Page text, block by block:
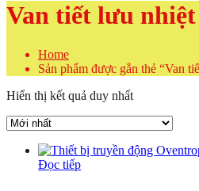
Van tiết lưu
Home
Sản phẩm được gắn thẻ “Van
Hiển thị kết quả duy nhất
Đọc tiếp